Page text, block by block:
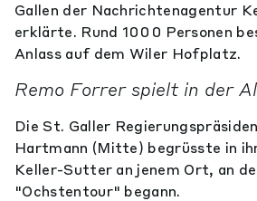
Gallen der Nachrichtenagentur
erklärte. Rund 1000 Personen
Anlass auf dem Wiler Hofplatz.
Remo Forrer spielt in der
Die St. Galler
Hartmann (Mitte) begrüsste in
Keller-Sutter an jenem Ort, an
"Ochstentour" begann.